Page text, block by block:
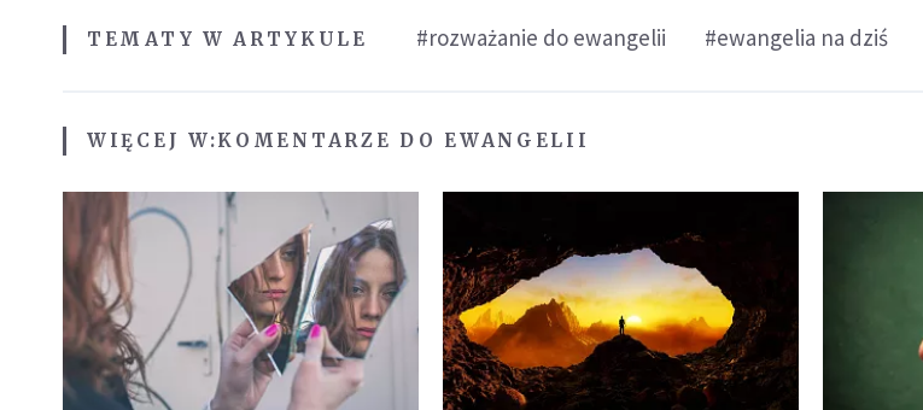
TEMATY W ARTYKULE #rozważanie do ewangelii #ewangelia na dziś
WIĘCEJ W:KOMENTARZE DO EWANGELII